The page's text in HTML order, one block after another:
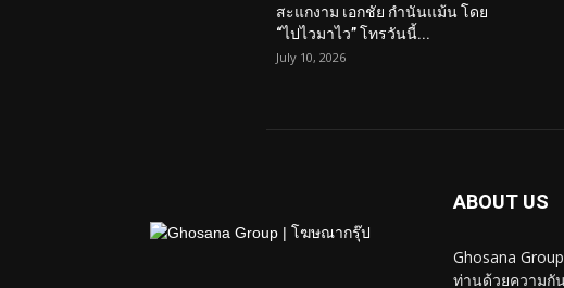
สะแกงาม เอกชัย กำนันแม้น โดย
“ไปไวมาไว” โทรวันนี้...
July 10, 2026
ABOUT US
Ghosana
ท่านด้วยความกั